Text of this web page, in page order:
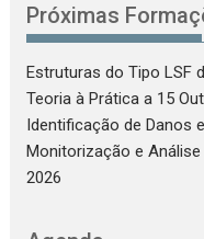
Próximas
Estruturas do Tipo LSF
Teoria à Prática a 15
Identificação de Danos
Monitorização e Análise
2026